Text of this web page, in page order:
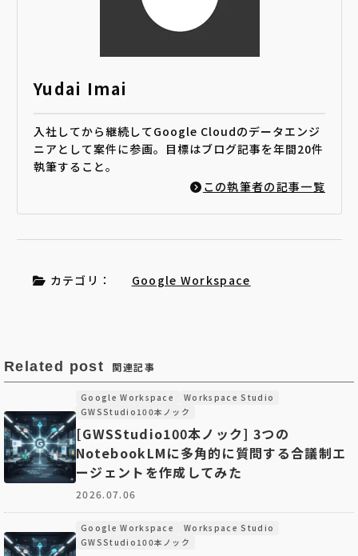
Yudai Imai
入社してから継続してGoogle Cloudのデータエンジ
ニアとして案件に参画。目標はブログ記事を年間20件
執筆すること。
この執筆者の記事一覧
カテゴリ： Google Workspace
Related post 関連記事
Google Workspace
Workspace Studio
GWSStudio100本ノック
[GWSStudio100本ノック] 3つの
NotebookLMに多角的に質問する合議制エ
ージェントを作成してみた
2026.07.06
Google Workspace
Workspace Studio
GWSStudio100本ノック